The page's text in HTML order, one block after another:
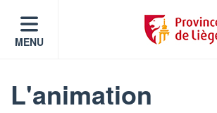
MENU
L'animation